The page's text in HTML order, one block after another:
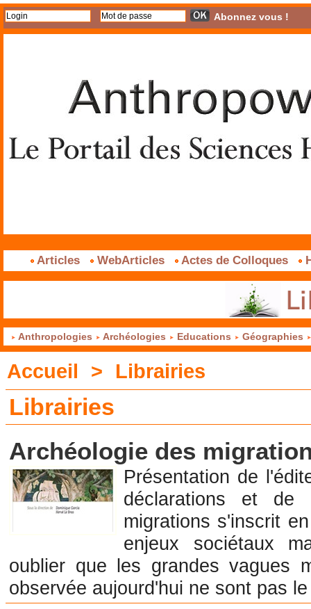
Abonnez vous !
Articles WebArticles Actes de Colloques
Anthropologies Archéologies Educations Géographies
Accueil > Librairies
Librairies
Archéologie des
Présentation de
déclarations et de
migrations s'inscrit
enjeux sociétaux
oublier que les grandes vagues
observée aujourd'hui ne sont pas